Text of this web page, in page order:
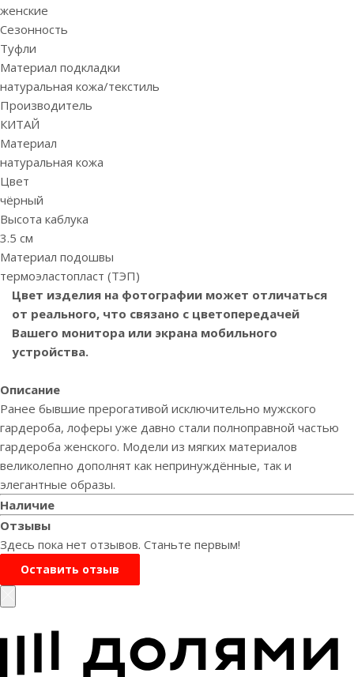
женские
Сезонность
Туфли
Материал подкладки
натуральная кожа/текстиль
Производитель
КИТАЙ
Материал
натуральная кожа
Цвет
чёрный
Высота каблука
3.5 см
Материал подошвы
термоэластопласт (ТЭП)
Цвет изделия на фотографии может отличаться
от реального, что связано с цветопередачей
Вашего монитора или экрана мобильного
устройства.
Описание
Ранее бывшие прерогативой исключительно мужского
гардероба, лоферы уже давно стали полноправной частью
гардероба женского. Модели из мягких материалов
великолепно дополнят как непринуждённые, так и
элегантные образы.
Наличие
Отзывы
Здесь пока нет отзывов. Станьте первым!
Оставить отзыв